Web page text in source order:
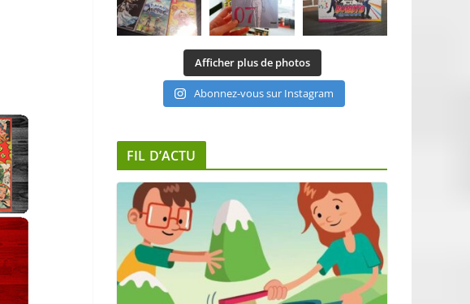
Afficher plus de photos
Abonnez-vous sur Instagram
FIL D’ACTU